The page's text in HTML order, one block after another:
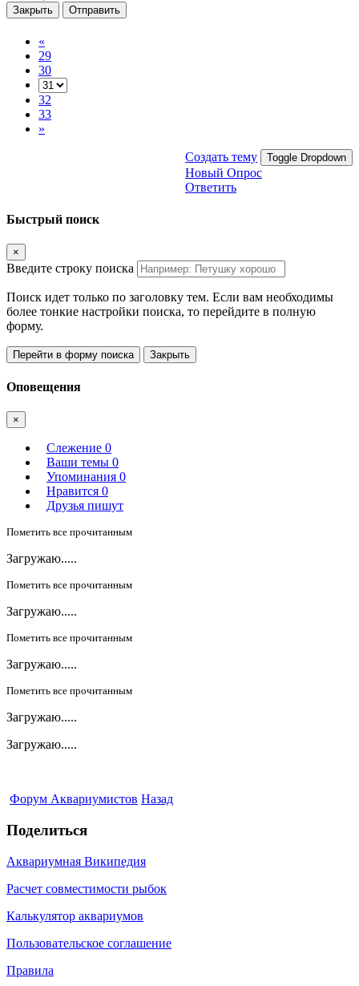
Закрыть Отправить
«
29
30
32
33
»
Создать тему Toggle Dropdown
Новый Опрос
Ответить
Быстрый поиск
×
Введите строку поиска
Поиск идет только по заголовку тем. Если вам необходимы
более тонкие настройки поиска, то перейдите в полную
форму.
Перейти в форму поиска Закрыть
Оповещения
×
Слежение 0
Ваши темы 0
Упоминания 0
Нравится 0
Друзья пишут
Пометить все прочитанным
Загружаю.....
Пометить все прочитанным
Загружаю.....
Пометить все прочитанным
Загружаю.....
Пометить все прочитанным
Загружаю.....
Загружаю.....
Форум Аквариумистов Назад
Поделиться
Аквариумная Википедия
Расчет совместимости рыбок
Калькулятор аквариумов
Пользовательское соглашение
Правила